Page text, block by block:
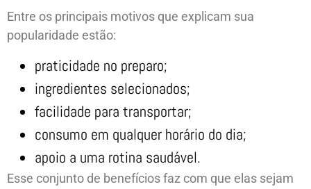
Entre os principais motivos que explicam sua
popularidade estão:
praticidade no preparo;
ingredientes selecionados;
facilidade para transportar;
consumo em qualquer horário do dia;
apoio a uma rotina saudável.
Esse conjunto de benefícios faz com que elas sejam